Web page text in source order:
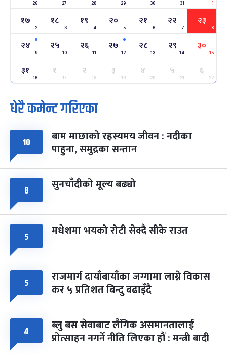
सोम फाल्गुन २४, २०८३- Mar 8, 2027
७ महिना बाँकी
२५
मंगल
ग्याल्पो ल्होसार
फाल्गुन २५, २०८३ Mar 9, 2027
७ महिना बाँकी
७
आइत
पूर्णिमा व्रत
चैत्र ७, २०८३-Mar 21, 2027
८ फागुपूर्णिमा
चैत्र ८, २०८३-Mar 22, 2027
७ महिना बाँकी
26 27 28 29 30 31 1
१७
2
१८
3
१९
4
२०
5
२१
6
२२
7
२३
8
२४
9
२५
10
२६
11
२७
12
२८
13
२९
14
३०
15
३१
16
१
17
२
18
३
19
४
20
५
21
६
22
धेरै कमेन्ट गरिएका
१० बाम माछाको रहस्यमय जीवन : नदीका
पाहुना, समुद्रका सन्तान
८ सुनचाँदीको मूल्य बढ्यो
५ मधेशमा भयको रोटी सेक्दै सीके राउत
५ राजमार्ग दायाँबायाँका जग्गामा लाग्ने विकास
कर ५ प्रतिशत बिन्दु बढाइँदै
४ ब्लु बस सेवाबाट लैंगिक असमानतालाई
प्रोत्साहन नगर्ने नीति लिएका हौं : मन्त्री बादी